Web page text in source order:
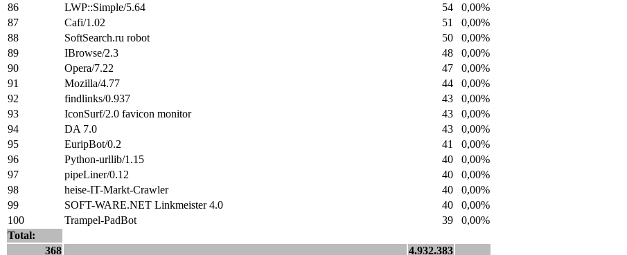
86
LWP::Simple/5.64 54
0,00%
87
Cafi/1.02 51
0,00%
88
SoftSearch.ru robot 50
0,00%
89
IBrowse/2.3 48
0,00%
90
Opera/7.22 47
0,00%
91
Mozilla/4.77 44
0,00%
92
findlinks/0.937 43
0,00%
93
IconSurf/2.0 favicon monitor 43
0,00%
94
DA 7.0 43
0,00%
95
EuripBot/0.2 41
0,00%
96
Python-urllib/1.15 40
0,00%
97
pipeLiner/0.12 40
0,00%
98
heise-IT-Markt-Crawler 40
0,00%
99
SOFT-WARE.NET Linkmeister 4.0 40
0,00%
100
Trampel-PadBot 39
0,00%
Total:
368
4.932.383